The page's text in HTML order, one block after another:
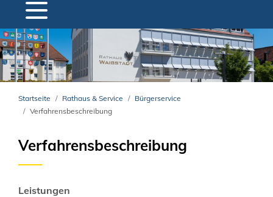
Startseite Rathaus & Service
Bürgerservice
Verfahrensbeschreibung
Verfahrensbeschreibung
Leistungen